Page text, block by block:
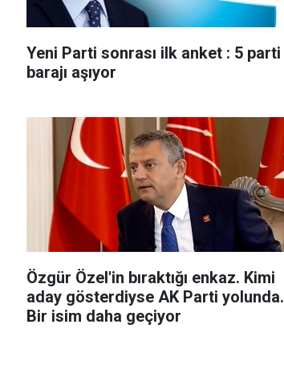
Yeni Parti sonrası ilk anket : 5 parti
barajı aşıyor
Özgür Özel'in bıraktığı enkaz. Kimi
aday gösterdiyse AK Parti yolunda.
Bir isim daha geçiyor